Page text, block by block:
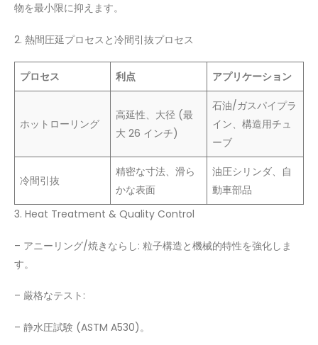
物を最小限に抑えます。
2. 熱間圧延プロセスと冷間引抜プロセス
プロセス 利点 アプリケーション
ホットローリング
高延性、大径 (最
大 26 インチ)
石油/ガスパイプラ
イン、構造用チュ
ーブ
冷間引抜
精密な寸法、滑ら
かな表面
油圧シリンダ、自
動車部品
3. Heat Treatment & Quality Control
– アニーリング/焼きならし: 粒子構造と機械的特性を強化しま
す。
– 厳格なテスト:
– 静水圧試験 (ASTM A530)。